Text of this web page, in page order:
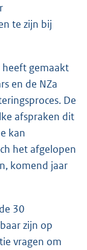
te zijn bij
heeft gemaakt
en de NZa
De
afspraken dit
kan
het afgelopen
komend jaar
30
zijn op
vragen om